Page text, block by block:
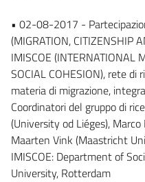
• 02-08-2017 -
(MIGRATION, CITIZENSHIP
IMISCOE (INTERNATIONAL
SOCIAL COHESION), rete
materia di migrazione,
Coordinatori del gruppo di
(University od Liéges),
Maarten Vink (Maastricht
IMISCOE: Department of
University, Rotterdam